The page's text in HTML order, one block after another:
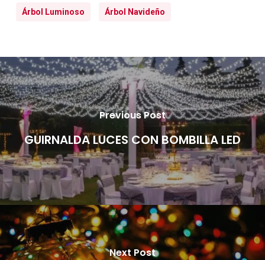
Árbol Luminoso Árbol Navideño
Previous Post
GUIRNALDA LUCES CON BOMBILLA LED
Next Post